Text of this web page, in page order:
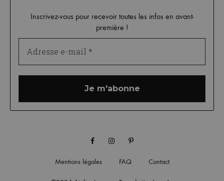
Inscrivez-vous pour recevoir toutes les infos en avant-
première !
FacebookInstagramPinterest
Mentions légales FAQ Contact